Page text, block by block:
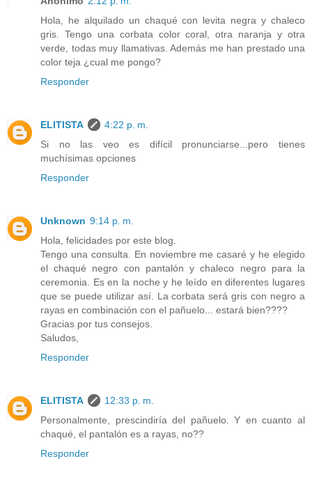
Hola, he alquilado un chaqué con levita negra y chaleco
gris. Tengo una corbata color coral, otra naranja y otra
verde, todas muy llamativas. Además me han prestado una
color teja ¿cual me pongo?
Responder
ELITISTA
4:22 p. m.
Si no las veo es difícil pronunciarse...pero tienes
muchísimas opciones
Responder
Unknown 9:14 p. m.
Hola, felicidades por este blog.
Tengo una consulta. En noviembre me casaré y he elegido
el chaqué negro con pantalón y chaleco negro para la
ceremonia. Es en la noche y he leído en diferentes lugares
que se puede utilizar así. La corbata será gris con negro a
rayas en combinación con el pañuelo... estará bien????
Gracias por tus consejos.
Saludos,
Responder
ELITISTA
12:33 p. m.
Personalmente, prescindiría del pañuelo. Y en cuanto al
chaqué, el pantalón es a rayas, no??
Responder